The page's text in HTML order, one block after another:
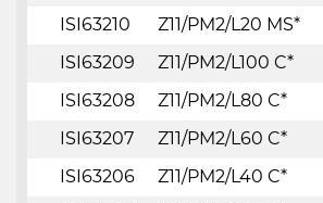
ISI63210
Z11/PM2/L20 MS*
ISI63209
Z11/PM2/L100 C*
ISI63208
Z11/PM2/L80 C*
ISI63207
Z11/PM2/L60 C*
ISI63206
Z11/PM2/L40 C*